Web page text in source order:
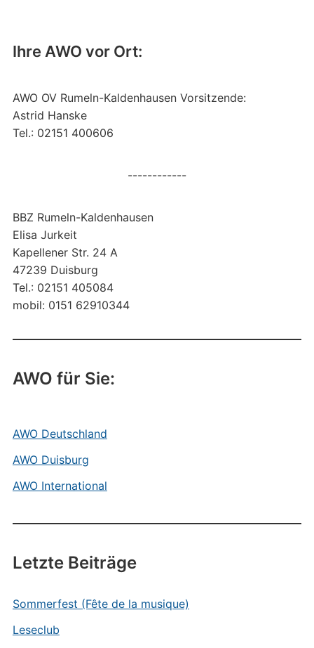
Ihre AWO vor Ort:
AWO OV Rumeln-Kaldenhausen Vorsitzende:
Astrid Hanske
Tel.: 02151 400606
------------
BBZ Rumeln-Kaldenhausen
Elisa Jurkeit
Kapellener Str. 24 A
47239 Duisburg
Tel.: 02151 405084
mobil: 0151 62910344
AWO für Sie:
AWO Deutschland
AWO Duisburg
AWO International
Letzte Beiträge
Sommerfest (Fête de la musique)
Leseclub